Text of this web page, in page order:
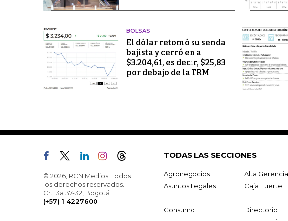
BOLSAS
El dólar retomó su senda
bajista y cerró en a
$3.204,61, es decir, $25,83
por debajo de la TRM
© 2026, RCN Medios. Todos
los derechos reservados.
Cr. 13a 37-32, Bogotá
(+57) 1 4227600
TODAS LAS SECCIONES
Agronegocios Alta Gerencia
Asuntos Legales
Caja Fuerte
Consumo
Directorio